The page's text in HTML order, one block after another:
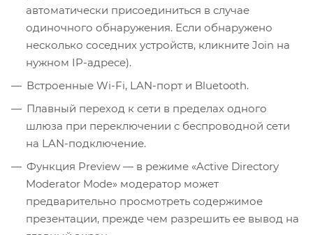
автоматически присоединиться в случае
одиночного обнаружения. Если обнаружено
несколько соседних устройств, кликните Join на
нужном IP-адресе).
Встроенные Wi-Fi, LAN-порт и Bluetooth.
Плавный переход к сети в пределах одного
шлюза при переключении с беспроводной сети
на LAN-подключение.
Функция Preview — в режиме «Active Directory
Moderator Mode» модератор может
предварительно просмотреть содержимое
презентации, прежде чем разрешить ее вывод на